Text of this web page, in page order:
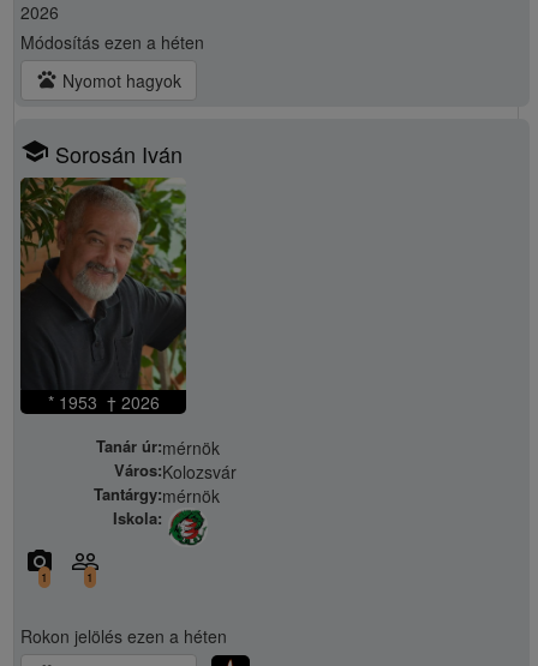
2026
Módosítás ezen a héten
pets Nyomot hagyok
school Sorosán Iván
* 1953 † 2026
Tanár úr:mérnök
Város:Kolozsvár
Tantárgy:mérnök
Iskola:
camera_alt
1
people_outline
1
Rokon jelölés ezen a héten